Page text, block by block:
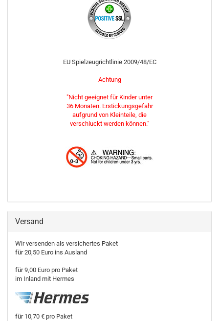
EU Spielzeugrichtlinie 2009/48/EC
Achtung
"Nicht geeignet für Kinder unter
36 Monaten. Erstickungsgefahr
aufgrund von Kleinteile, die
verschluckt werden können."
Versand
Wir versenden als versichertes Paket
für 20,50 Euro ins Ausland
für 9,00 Euro pro Paket
im Inland mit Hermes
für 10,70 € pro Paket